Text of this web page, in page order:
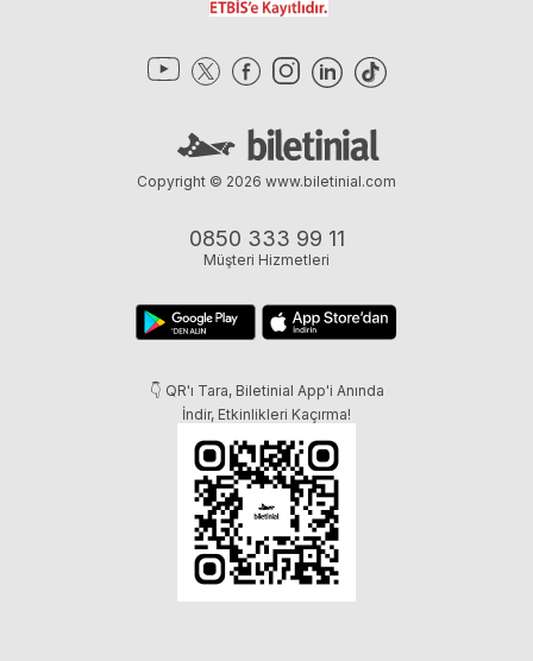
0850 333 99 11
Müşteri Hizmetleri
👇 QR'ı Tara, Biletinial App'i Anında
İndir, Etkinlikleri Kaçırma!
Copyright © 2026 www.biletinial.com